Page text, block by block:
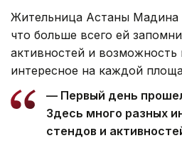
Жительница Астаны Мадина
что больше всего ей
активностей и возможность
интересное на каждой
— Первый день
Здесь много разных
стендов и